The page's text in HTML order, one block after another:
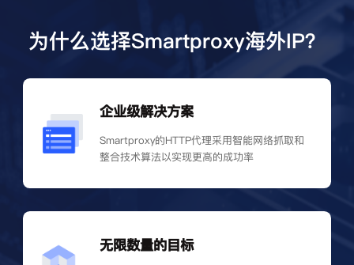
为什么选择Smartproxy海外IP？
企业级解决方案
Smartproxy的HTTP代理采用智能网络抓取和
整合技术算法以实现更高的成功率
无限数量的目标